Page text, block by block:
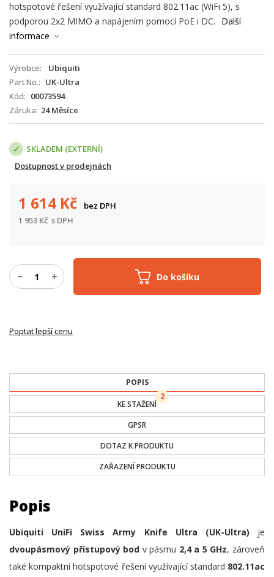
hotspotové řešení využívající standard 802.11ac (WiFi 5), s
podporou 2x2 MIMO a napájením pomocí PoE i DC.
Další
informace
Výrobce
Ubiquiti
Part No.
UK-Ultra
Kód
00073594
Záruka 24 Měsíce
SKLADEM (EXTERNÍ)
Dostupnost v prodejnách
Do košíku
1 614 Kč
bez DPH
1 953 Kč s DPH
Poptat lepší cenu
POPIS
KE STAŽENÍ
2
GPSR
DOTAZ K PRODUKTU
ZAŘAZENÍ PRODUKTU
Popis
Ubiquiti UniFi Swiss Army Knife Ultra (UK-Ultra) je
dvoupásmový přístupový bod v pásmu 2,4 a 5 GHz, zároveň
také kompaktní hotspotové řešení využívající standard 802.11ac